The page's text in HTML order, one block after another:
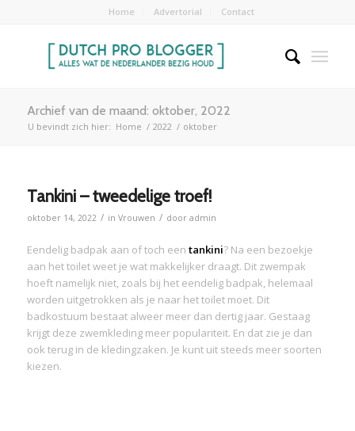
Home Advertorial Contact
Archief van de maand: oktober, 2022
U bevindt zich hier: Home / 2022 / oktober
Tankini – tweedelige troef!
oktober 14, 2022 / in Vrouwen / door admin
Eendelig badpak aan of toch een tankini? Na een bezoekje
aan het toilet weet je wat makkelijker draagt. Dit zwempak
hoeft namelijk niet, zoals bij het eendelig badpak, helemaal
worden uitgetrokken als je naar het toilet moet. Dit
badkostuum bestaat alweer meer dan dertig jaar. Gestaag
krijgt deze zwemkleding meer populariteit. En dat zie je dan
ook terug in de kledingzaken. Je kunt uit steeds meer soorten
kiezen.